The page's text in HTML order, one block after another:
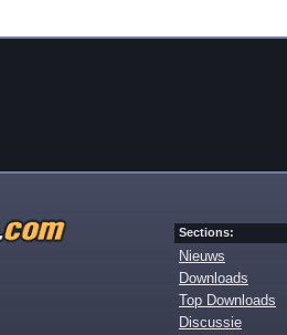
Sections:
Nieuws
Downloads
Top Downloads
Discussie